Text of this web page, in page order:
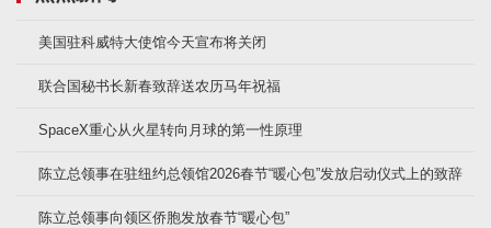
美国驻科威特大使馆今天宣布将关闭
联合国秘书长新春致辞送农历马年祝福
SpaceX重心从火星转向月球的第一性原理
陈立总领事在驻纽约总领馆2026春节“暖心包”发放启动仪式上的致辞
陈立总领事向领区侨胞发放春节“暖心包”